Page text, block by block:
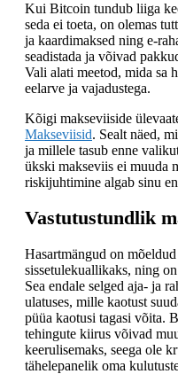
Kui Bitcoin tundub liiga
seda ei toeta, on olemas
ja kaardimaksed ning e-
seadistada ja võivad
Vali alati meetod, mida sa
eelarve ja vajadustega.
Kõigi makseviiside
Makseviisid. Sealt näed,
ja millele tasub enne
ükski makseviis ei muuda
riskijuhtimine algab sinu
Vastutustundlik
Hasartmängud on
sissetulekuallikaks, ning
Sea endale selged aja- ja
ulatuses, mille kaotust
püüa kaotusi tagasi võita.
tehingute kiirus võivad
keerulisemaks, seega ole
tähelepanelik oma